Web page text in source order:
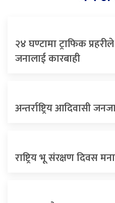
२४ घण्टामा ट्राफिक
जनालाई कारबाही
अन्तर्राष्ट्रिय आदिवासी
राष्ट्रिय भू संरक्षण दिवस